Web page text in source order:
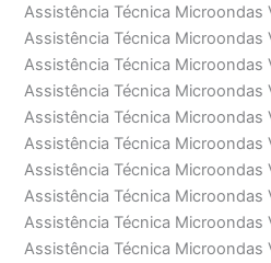
Assistência Técnica Microondas
Assistência Técnica Microondas
Assistência Técnica Microondas
Assistência Técnica Microondas
Assistência Técnica Microondas
Assistência Técnica Microondas
Assistência Técnica Microondas
Assistência Técnica Microondas
Assistência Técnica Microondas
Assistência Técnica Microondas